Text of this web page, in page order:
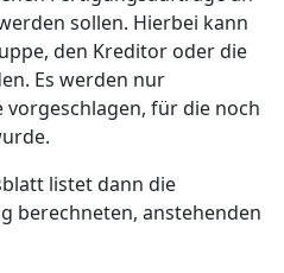
sollen. Hierbei kann
den Kreditor oder die
Es werden nur
für die noch
listet dann die
berechneten, anstehenden